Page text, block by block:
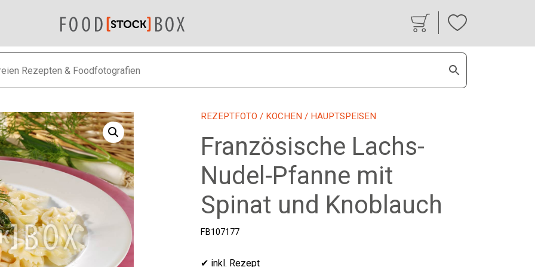
REZEPTFOTO / KOCHEN / HAUPTSPEISEN
Französische Lachs-
Nudel-Pfanne mit
Spinat und Knoblauch
FB107177
✔ inkl. Rezept